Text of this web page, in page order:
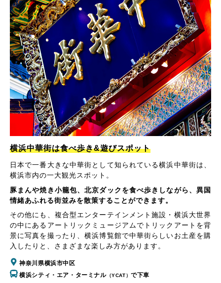
横浜中華街は食べ歩き&遊びスポット
日本で一番大きな中華街として知られている横浜中華街は、
横浜市内の一大観光スポット。
豚まんや焼き小籠包、北京ダックを食べ歩きしながら、異国
情緒あふれる街並みを散策することができます。
その他にも、複合型エンターテインメント施設・横浜大世界
の中にあるアートリックミュージアムでトリックアートを背
景に写真を撮ったり、横浜博覧館で中華街らしいお土産を購
入したりと、さまざまな楽しみ方があります。
神奈川県横浜市中区
横浜シティ・エア・ターミナル（YCAT）で下車